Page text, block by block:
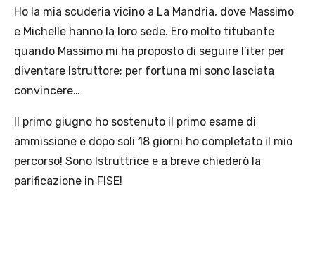
Ho la mia scuderia vicino a La Mandria, dove Massimo
e Michelle hanno la loro sede. Ero molto titubante
quando Massimo mi ha proposto di seguire l’iter per
diventare Istruttore; per fortuna mi sono lasciata
convincere…
Il primo giugno ho sostenuto il primo esame di
ammissione e dopo soli 18 giorni ho completato il mio
percorso! Sono Istruttrice e a breve chiederò la
parificazione in FISE!